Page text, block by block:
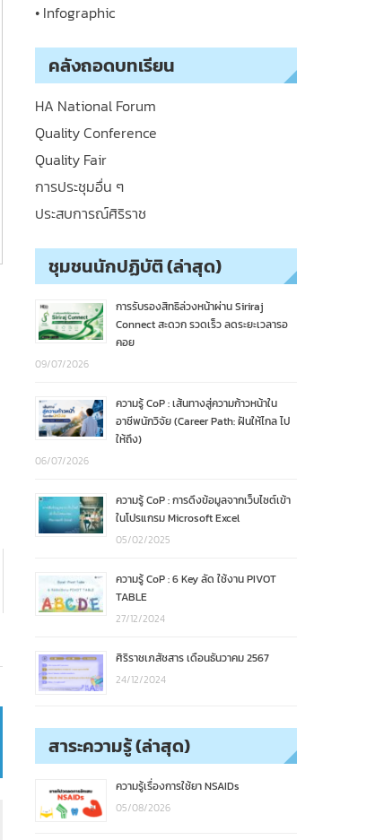
• Infographic
คลังถอดบทเรียน
HA National Forum
Quality Conference
Quality Fair
การประชุมอื่น ๆ
ประสบการณ์ศิริราช
ชุมชนนักปฏิบัติ (ล่าสุด)
การรับรองสิทธิล่วงหน้าผ่าน Siriraj
Connect สะดวก รวดเร็ว ลดระยะเวลารอ
คอย
09/07/2026
ความรู้ CoP : เส้นทางสู่ความก้าวหน้าใน
อาชีพนักวิจัย (Career Path: ฝันให้ไกล ไป
ให้ถึง)
06/07/2026
ความรู้ CoP : การดึงข้อมูลจากเว็บไซต์เข้า
ในโปรแกรม Microsoft Excel
05/02/2025
ความรู้ CoP : 6 Key ลัด ใช้งาน PIVOT
TABLE
27/12/2024
ศิริราชเภสัชสาร เดือนธันวาคม 2567
24/12/2024
สาระความรู้ (ล่าสุด)
ความรู้เรื่องการใช้ยา NSAIDs
05/08/2026